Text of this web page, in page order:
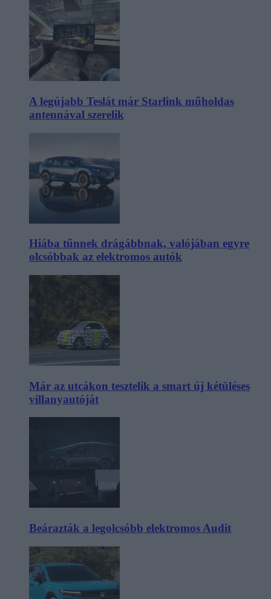
A legújabb Teslát már Starlink műholdas
antennával szerelik
Hiába tűnnek drágábbnak, valójában egyre
olcsóbbak az elektromos autók
Már az utcákon tesztelik a smart új kétüléses
villanyautóját
Beárazták a legolcsóbb elektromos Audit